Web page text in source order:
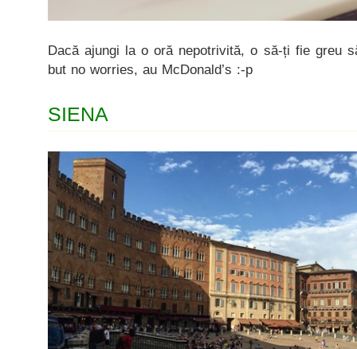
Dacă ajungi la o oră nepotrivită, o să-ți fie greu
but no worries, au McDonald’s :-p
SIENA